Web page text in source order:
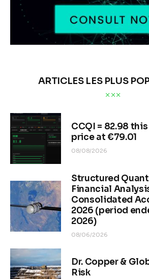
ARTICLES LES PLUS
CCQI = 82.98
price at €79.01
08/08/2026
Structured
Financial
Consolidated
2026 (period
2026)
08/06/2026
Dr. Copper &
Risk